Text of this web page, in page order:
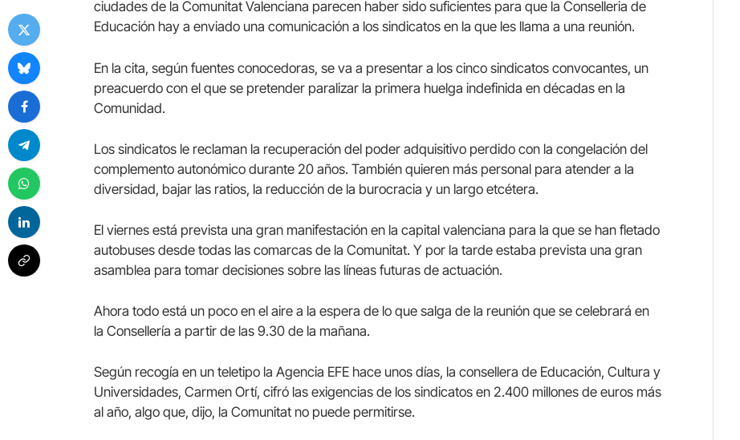
ciudades de la Comunitat Valenciana parecen haber sido suficientes para que la Conselleria de
Educación hay a enviado una comunicación a los sindicatos en la que les llama a una reunión.
En la cita, según fuentes conocedoras, se va a presentar a los cinco sindicatos convocantes, un
preacuerdo con el que se pretender paralizar la primera huelga indefinida en décadas en la
Comunidad.
Los sindicatos le reclaman la recuperación del poder adquisitivo perdido con la congelación del
complemento autonómico durante 20 años. También quieren más personal para atender a la
diversidad, bajar las ratios, la reducción de la burocracia y un largo etcétera.
El viernes está prevista una gran manifestación en la capital valenciana para la que se han fletado
autobuses desde todas las comarcas de la Comunitat. Y por la tarde estaba prevista una gran
asamblea para tomar decisiones sobre las líneas futuras de actuación.
Ahora todo está un poco en el aire a la espera de lo que salga de la reunión que se celebrará en
la Consellería a partir de las 9.30 de la mañana.
Según recogía en un teletipo la Agencia EFE hace unos días, la consellera de Educación, Cultura y
Universidades, Carmen Ortí, cifró las exigencias de los sindicatos en 2.400 millones de euros más
al año, algo que, dijo, la Comunitat no puede permitirse.